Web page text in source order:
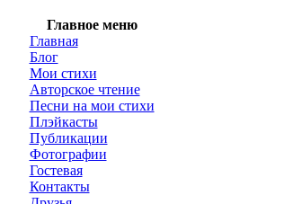
Главное меню
Главная
Блог
Мои стихи
Авторское чтение
Песни на мои стихи
Плэйкасты
Публикации
Фотографии
Гостевая
Контакты